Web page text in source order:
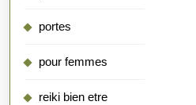
portes
pour femmes
reiki bien etre